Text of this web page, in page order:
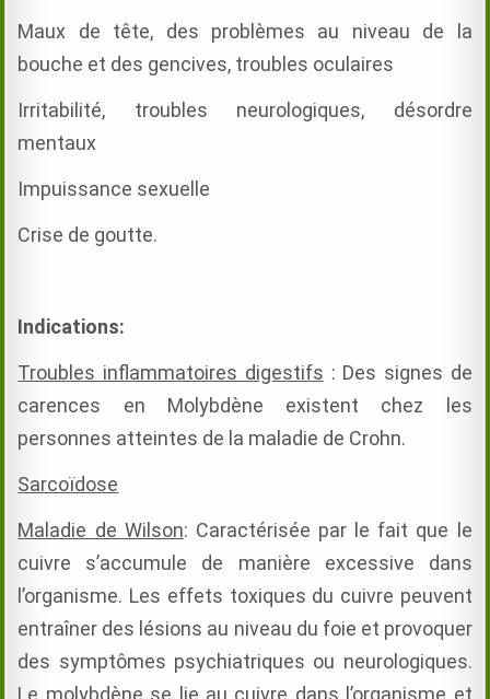
Maux de tête, des problèmes au niveau de la
bouche et des gencives, troubles oculaires
Irritabilité, troubles neurologiques, désordre
mentaux
Impuissance sexuelle
Crise de goutte.
Indications:
Troubles inflammatoires digestifs : Des signes de
carences en Molybdène existent chez les
personnes atteintes de la maladie de Crohn.
Sarcoïdose
Maladie de Wilson: Caractérisée par le fait que le
cuivre s’accumule de manière excessive dans
l’organisme. Les effets toxiques du cuivre peuvent
entraîner des lésions au niveau du foie et provoquer
des symptômes psychiatriques ou neurologiques.
Le molybdène se lie au cuivre dans l’organisme et